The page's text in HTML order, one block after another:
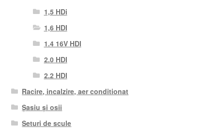
1,5 HDi
1,6 HDI
1.4 16V HDI
2.0 HDI
2.2 HDI
Racire, incalzire, aer conditionat
Șasiu și osii
Seturi de scule